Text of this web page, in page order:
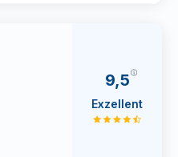
9,5
Exzellent